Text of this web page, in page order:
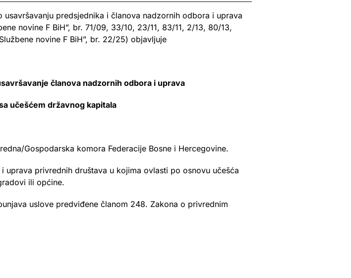
predsjednika i članova nadzornih odbora i uprava
novine F BiH”, br. 71/09, 33/10, 23/11, 83/11, 2/13, 80/13,
novine F BiH”, br. 22/25) objavljuje
članova nadzornih odbora i uprava
učešćem državnog kapitala
Gospodarska komora Federacije Bosne i Hercegovine.
privrednih društava u kojima ovlasti po osnovu učešća
ili općine.
uslove predviđene članom 248. Zakona o privrednim